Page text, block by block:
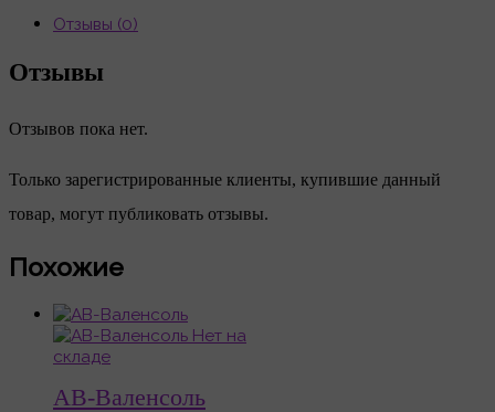
Отзывы (0)
Отзывы
Отзывов пока нет.
Только зарегистрированные клиенты, купившие данный
товар, могут публиковать отзывы.
Похожие
Нет на
складе
АВ-Валенсоль